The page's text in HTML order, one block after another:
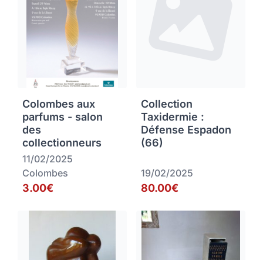
Colombes aux
parfums - salon
des
collectionneurs
11/02/2025
Colombes
3.00€
Collection
Taxidermie :
Défense Espadon
(66)
19/02/2025
80.00€